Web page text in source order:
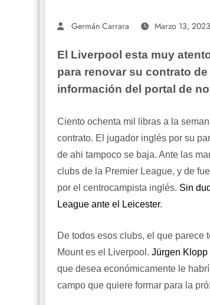
Germán Carrara Marzo 13, 2023
El Liverpool esta muy
para renovar su contrato
información del portal de
Ciento ochenta mil libras a la
contrato. El jugador inglés por su
de ahi tampoco se baja. Ante las
clubs de la Premier League, y de
por el centrocampista inglés. Sin
League ante el Leicester.
De todos esos clubs, el que parece
Mount es el Liverpool. Jürgen Klopp
que desea económicamente le
campo que quiere formar para la